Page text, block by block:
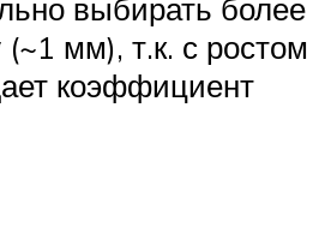
выбирать более
мм), т.к. с ростом
коэффициент